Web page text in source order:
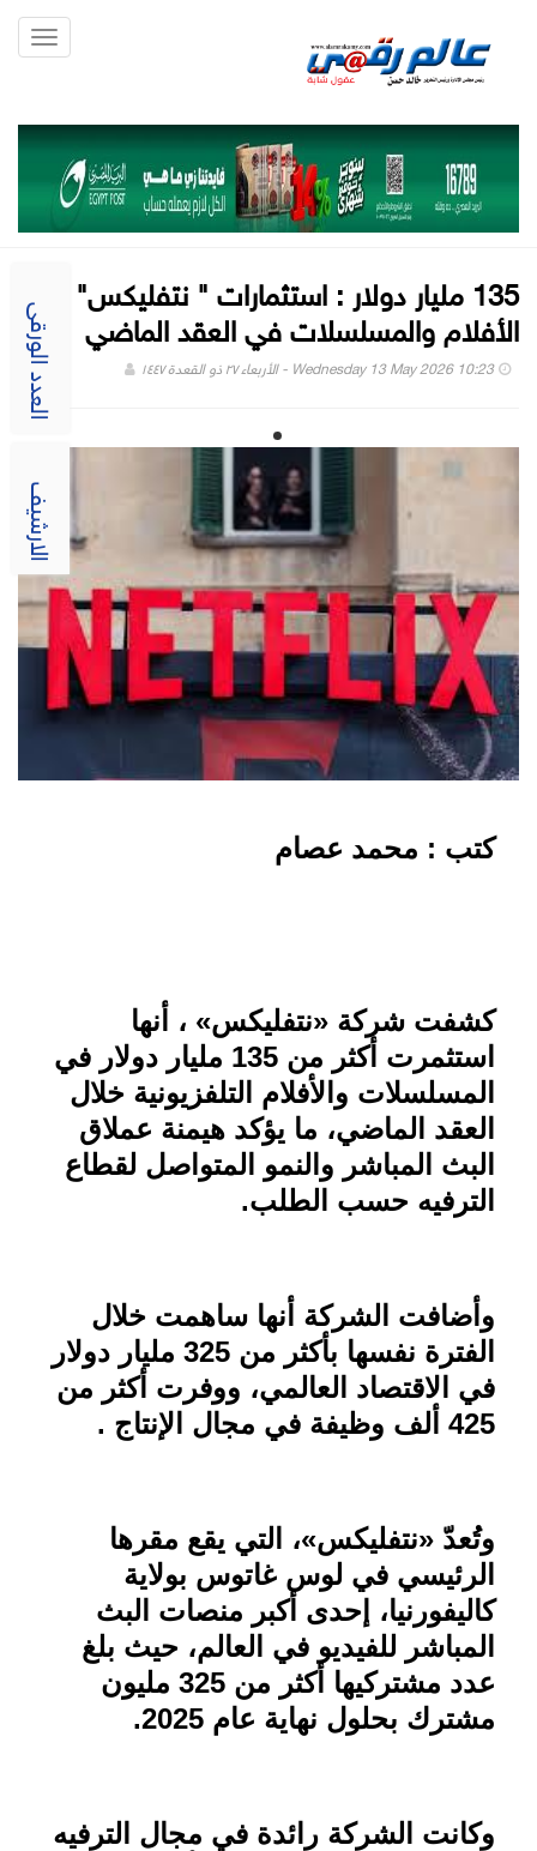
العدد الورقى
الارشيف
135 مليار دولار : استثمارات " نتفليكس" على
الأفلام والمسلسلات في العقد الماضي
Wednesday 13 May 2026 10:23 - الأربعاء ٢٧ ذو القعدة ١٤٤٧
كتب : محمد عصام
كشفت شركة «نتفليكس» ، أنها
استثمرت أكثر من 135 مليار دولار في
المسلسلات والأفلام التلفزيونية خلال
العقد الماضي، ما يؤكد هيمنة عملاق
البث المباشر والنمو المتواصل لقطاع
الترفيه حسب الطلب.
وأضافت الشركة أنها ساهمت خلال
الفترة نفسها بأكثر من 325 مليار دولار
في الاقتصاد العالمي، ووفرت أكثر من
425 ألف وظيفة في مجال الإنتاج .
وتُعدّ «نتفليكس»، التي يقع مقرها
الرئيسي في لوس غاتوس بولاية
كاليفورنيا، إحدى أكبر منصات البث
المباشر للفيديو في العالم، حيث بلغ
عدد مشتركيها أكثر من 325 مليون
مشترك بحلول نهاية عام 2025
.
وكانت الشركة رائدة في مجال الترفيه